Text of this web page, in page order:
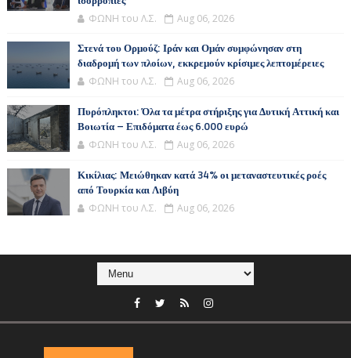
ΦΩΝΗ του Λ.Σ. Aug 06, 2026
Στενά του Ορμούζ: Ιράν και Ομάν συμφώνησαν στη
διαδρομή των πλοίων, εκκρεμούν κρίσιμες λεπτομέρειες
ΦΩΝΗ του Λ.Σ. Aug 06, 2026
Πυρόπληκτοι: Όλα τα μέτρα στήριξης για Δυτική Αττική και
Βοιωτία – Επιδόματα έως 6.000 ευρώ
ΦΩΝΗ του Λ.Σ. Aug 06, 2026
Κικίλιας: Μειώθηκαν κατά 34% οι μεταναστευτικές ροές
από Τουρκία και Λιβύη
ΦΩΝΗ του Λ.Σ. Aug 06, 2026